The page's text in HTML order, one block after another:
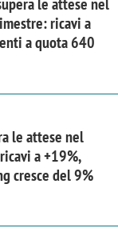
le attese nel
ricavi a
a quota 640
le attese nel
a +19%,
cresce del 9%